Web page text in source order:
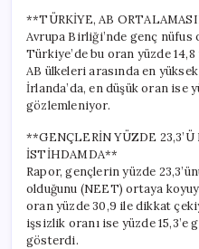
**TÜRKİYE, AB
Avrupa Birliği’nde genç nüfus
Türkiye’de bu oran yüzde
AB ülkeleri arasında en
İrlanda’da, en düşük oran ise
gözlemleniyor.
**GENÇLERİN YÜZDE
İSTİHDAMDA**
Rapor, gençlerin yüzde
olduğunu (NEET) ortaya
oran yüzde 30,9 ile dikkat
işsizlik oranı ise yüzde 15,3’e
gösterdi.